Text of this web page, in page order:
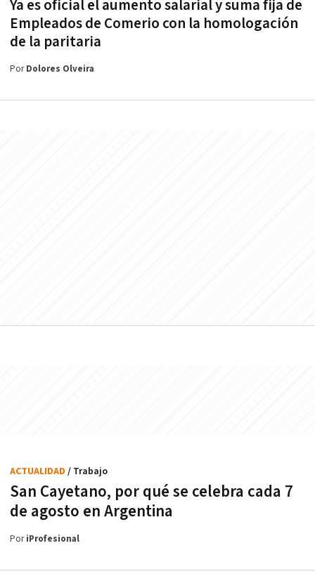
Ya es oficial el aumento salarial y suma fija de
Empleados de Comerio con la homologación
de la paritaria
PorDolores Olveira
San Cayetano, por qué se celebra cada 7
de agosto en Argentina
ACTUALIDAD / Trabajo
PoriProfesional